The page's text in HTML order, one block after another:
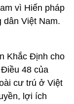
vì Hiến pháp
dân Việt Nam.
Khắc Định cho
48 của
cư trú ở Việt
lợi ích